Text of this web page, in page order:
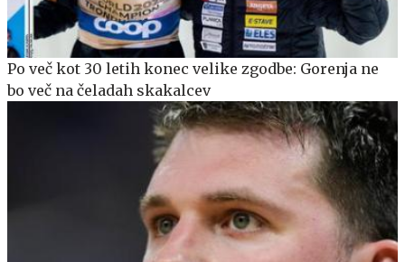
Po več kot 30 letih konec velike zgodbe: Gorenja ne
bo več na čeladah skakalcev